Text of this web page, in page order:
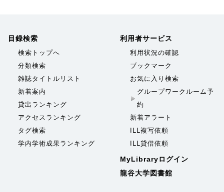
目録検索
検索トップへ
分類検索
雑誌タイトルリスト
新着案内
貸出ランキング
アクセスランキング
タグ検索
学内学術成果ランキング
利用者サービス
利用状況の確認
ブックマーク
お気に入り検索
グループワークルーム予
約
新着アラート
ILL複写依頼
ILL貸借依頼
MyLibraryログイン
龍谷大学図書館